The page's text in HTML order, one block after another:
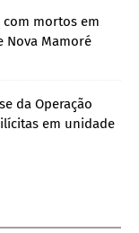
mortos em
Nova Mamoré
da Operação
em unidade